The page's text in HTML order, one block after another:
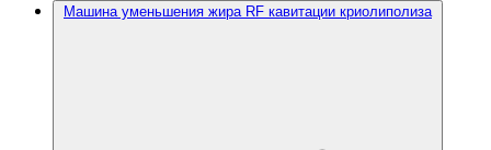
Машина уменьшения жира RF кавитации криолиполиза